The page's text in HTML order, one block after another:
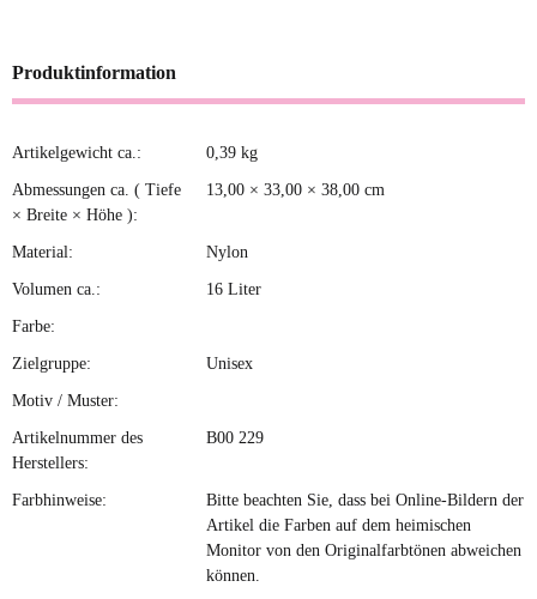
Produktinformation
Produkteigenschaft
Wert
Artikelgewicht ca.: 0,39 kg
Abmessungen ca. ( Tiefe
× Breite × Höhe ):
13,00 × 33,00 × 38,00 cm
Material: Nylon
Volumen ca.: 16 Liter
Farbe:
Zielgruppe: Unisex
Motiv / Muster:
Artikelnummer des
Herstellers:
B00 229
Farbhinweise:
Bitte beachten Sie, dass bei Online-Bildern der
Artikel die Farben auf dem heimischen
Monitor von den Originalfarbtönen abweichen
können.